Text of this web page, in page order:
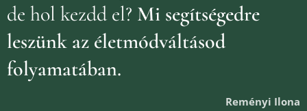
de hol kezdd el? Mi segítségedre
leszünk az életmódváltásod
folyamatában.
Reményi Ilona